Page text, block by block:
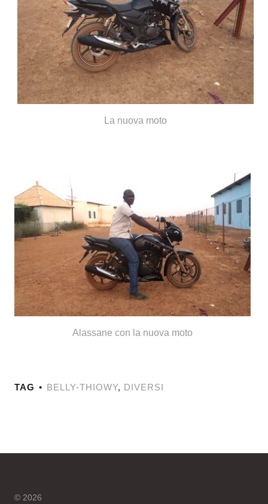
La nuova moto
Alassane con la nuova moto
TAG BELLY-THIOWY, DIVERSI
© 2026